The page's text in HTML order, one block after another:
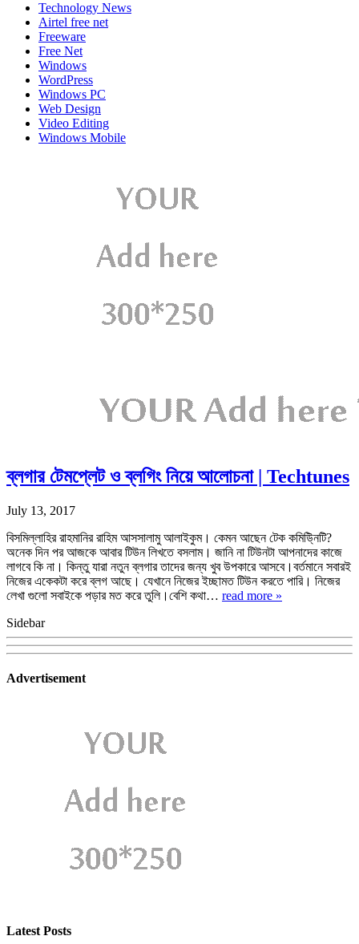
Technology News
Airtel free net
Freeware
Free Net
Windows
WordPress
Windows PC
Web Design
Video Editing
Windows Mobile
ব্লগার টেমপ্লেট ও ব্লগিং নিয়ে আলোচনা | Techtunes
July 13, 2017
বিসমিল্লাহির রাহমানির রাহিম আসসালামু আলাইকুম। কেমন আছেন টেক কমিউ্নিটি?
অনেক দিন পর আজকে আবার টিউন লিখতে বসলাম। জানি না টিউনটা আপনাদের কাজে
লাগবে কি না। কিন্তু যারা নতুন ব্লগার তাদের জন্য খুব উপকারে আসবে।বর্তমানে সবারই
নিজের একেকটা করে ব্লগ আছে। যেখানে নিজের ইচ্ছামত টিউন করতে পারি। নিজের
লেখা গুলো সবাইকে পড়ার মত করে তুলি।বেশি কথা… read more »
Sidebar
Advertisement
Latest Posts